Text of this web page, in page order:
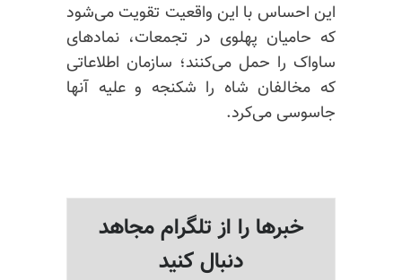
این احساس با این واقعیت تقویت می‌شود
که حامیان پهلوی در تجمعات، نمادهای
ساواک را حمل می‌کنند؛ سازمان اطلاعاتی
که مخالفان شاه را شکنجه و علیه آنها
جاسوسی می‌کرد.
خبرها را از تلگرام مجاهد
دنبال کنید